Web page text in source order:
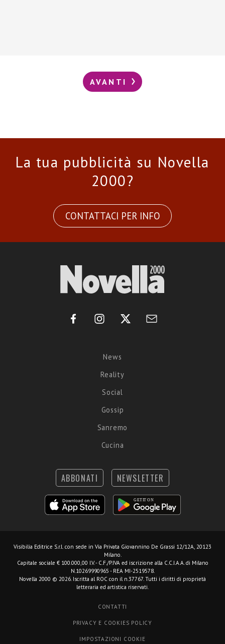
AVANTI
La tua pubblicità su Novella
2000?
CONTATTACI PER INFO
News
Reality
Social
Gossip
Sanremo
Cucina
ABBONATI NEWSLETTER
Visibilia Editrice S.r.l. con sede in Via Privata Giovannino De Grassi 12/12A, 20123
Milano.
Capitale sociale € 100.000,00 I.V. - C.F./P.IVA ed iscrizione alla C.C.I.A.A. di Milano
N.10269990965 - REA MI-2519578.
Novella 2000 © 2026. Iscritta al ROC con il n.37767. Tutti i diritti di proprietà
letteraria ed artistica riservati.
CONTATTI
PRIVACY E COOKIES POLICY
IMPOSTAZIONI COOKIE